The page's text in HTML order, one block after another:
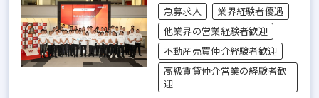
急募求人
業界経験者優遇
他業界の営業経験者歓迎
不動産売買仲介経験者歓迎
高級賃貸仲介営業の経験者歓
迎